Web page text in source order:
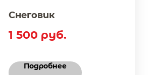
Снеговик
1 500 руб.
Подробнее